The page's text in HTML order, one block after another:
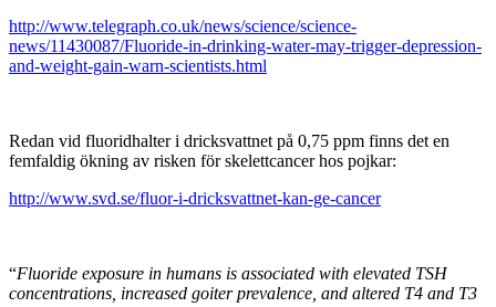
http://www.telegraph.co.uk/news/science/science-
news/11430087/Fluoride-in-drinking-water-may-trigger-depression-
and-weight-gain-warn-scientists.html
Redan vid fluoridhalter i dricksvattnet på 0,75 ppm finns det en
femfaldig ökning av risken för skelettcancer hos pojkar:
http://www.svd.se/fluor-i-dricksvattnet-kan-ge-cancer
“Fluoride exposure in humans is associated with elevated TSH
concentrations, increased goiter prevalence, and altered T4 and T3